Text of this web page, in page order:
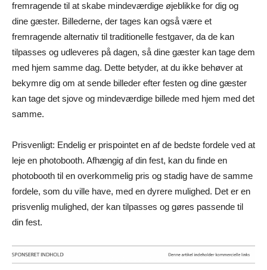
fremragende til at skabe mindeværdige øjeblikke for dig og
dine gæster. Billederne, der tages kan også være et
fremragende alternativ til traditionelle festgaver, da de kan
tilpasses og udleveres på dagen, så dine gæster kan tage dem
med hjem samme dag. Dette betyder, at du ikke behøver at
bekymre dig om at sende billeder efter festen og dine gæster
kan tage det sjove og mindeværdige billede med hjem med det
samme.
Prisvenligt: Endelig er prispointet en af de bedste fordele ved at
leje en photobooth. Afhængig af din fest, kan du finde en
photobooth til en overkommelig pris og stadig have de samme
fordele, som du ville have, med en dyrere mulighed. Det er en
prisvenlig mulighed, der kan tilpasses og gøres passende til
din fest.